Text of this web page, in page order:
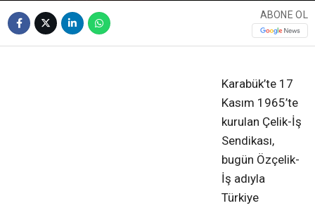
ABONE OL
Karabük’te 17
Kasım 1965’te
kurulan Çelik-İş
Sendikası,
bugün Özçelik-
İş adıyla
Türkiye